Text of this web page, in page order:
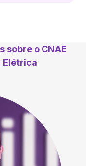
sobre o CNAE
Elétrica